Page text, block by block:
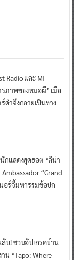
Radio และ MI
รภาพของหมอผี” เมื่อ
ดำจึงกลายเป็นทาง
กแสดงสุดฮอต “ลีน่า-
“Grand
นอร์จี้มหกรรมช้อปก
บ! ชวนอัปเกรดบ้าน
น “Tapo: Where